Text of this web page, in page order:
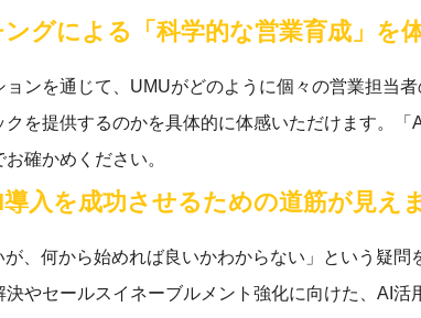
グによる「科学的な営業育成」を
ョンを通じて、UMUがどのように個々の営業担当
クを提供するのかを具体的に体感いただけます。
確かめください。
導入を成功させるための道筋が見え
が、何から始めれば良いかわからない」という疑問
決やセールスイネーブルメント強化に向けた、AI活